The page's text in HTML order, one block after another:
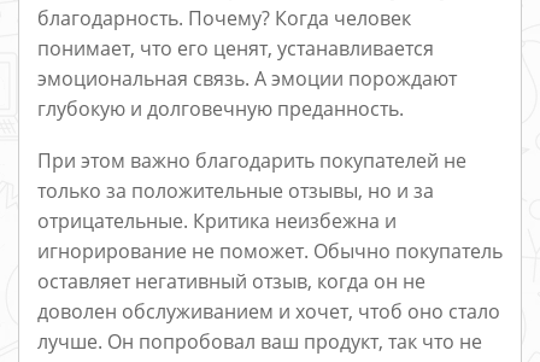
благодарность. Почему? Когда человек
понимает, что его ценят, устанавливается
эмоциональная связь. А эмоции порождают
глубокую и долговечную преданность.
При этом важно благодарить покупателей не
только за положительные отзывы, но и за
отрицательные. Критика неизбежна и
игнорирование не поможет. Обычно покупатель
оставляет негативный отзыв, когда он не
доволен обслуживанием и хочет, чтоб оно стало
лучше. Он попробовал ваш продукт, так что не